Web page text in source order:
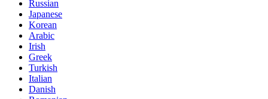
Russian
Japanese
Korean
Arabic
Irish
Greek
Turkish
Italian
Danish